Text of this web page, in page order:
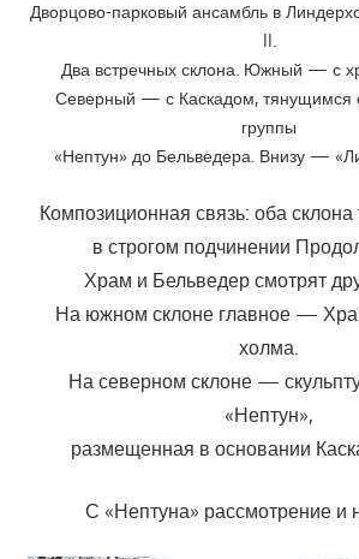
Дворцово-парковый ансамбль в
II.
Два встречных склона. Южный — с
Северный — с Каскадом, тянущимся
группы
«Нептун» до Бельведера. Внизу —
Композиционная связь: оба
в строгом подчинении
Храм и Бельведер смотрят
На южном склоне главное —
холма.
На северном склоне —
«Нептун»,
размещенная в основании
С «Нептуна» рассмотрение и